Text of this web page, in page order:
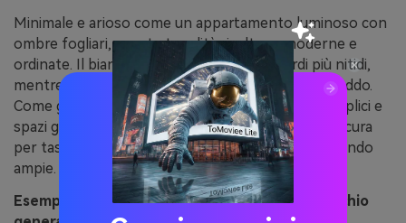
Minimale e arioso come un appartamento luminoso con
ombre fogliari, queste tonalità risultano moderne e
ordinate. Il bianco-grigio pallido rende i verdi più nitidi,
mentre il greige caldo evita che il layout appaia freddo.
Come gamma verde muschio eccelle in griglie semplici e
spazi generosi. Suggerimento: usa la tonalità più scura
per tasti primari e la più chiara per le sezioni di sfondo
ampie.
Esempio immagine di minimalismo nordico muschio